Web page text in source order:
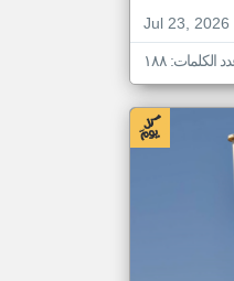
Jul 23, 2026
الكلمات: ١٨٨